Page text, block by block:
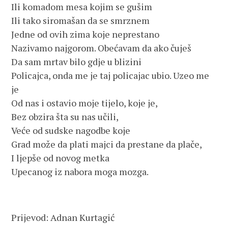
Ili komadom mesa kojim se gušim
Ili tako siromašan da se smrznem
Jedne od ovih zima koje neprestano
Nazivamo najgorom. Obećavam da ako čuješ
Da sam mrtav bilo gdje u blizini
Policajca, onda me je taj policajac ubio. Uzeo me
je
Od nas i ostavio moje tijelo, koje je,
Bez obzira šta su nas učili,
Veće od sudske nagodbe koje
Grad može da plati majci da prestane da plače,
I ljepše od novog metka
Upecanog iz nabora moga mozga.
Prijevod: Adnan Kurtagić